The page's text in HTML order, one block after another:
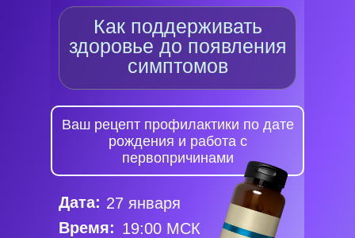
Время: 19:00 МСК
27 января
Дата:
Ваш рецепт профилактики по дате
рождения и работа с
первопричинами
Как поддерживать
здоровье до появления
симптомов